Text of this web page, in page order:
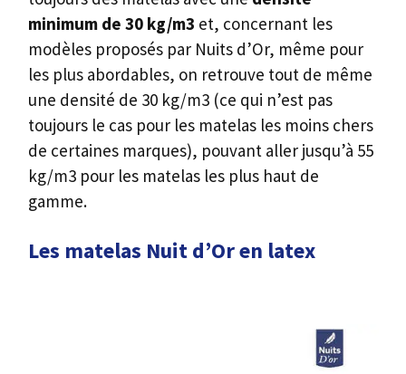
minimum de 30 kg/m3 et, concernant les
modèles proposés par Nuits d’Or, même pour
les plus abordables, on retrouve tout de même
une densité de 30 kg/m3 (ce qui n’est pas
toujours le cas pour les matelas les moins chers
de certaines marques), pouvant aller jusqu’à 55
kg/m3 pour les matelas les plus haut de
gamme.
Les matelas Nuit d’Or en latex